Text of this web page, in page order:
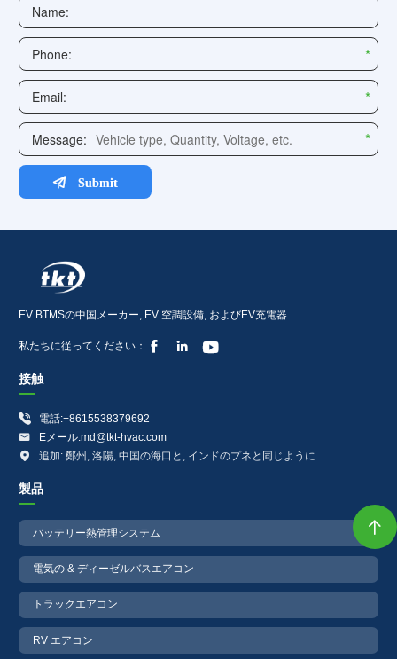

EV BTMSの中国メーカー, EV 空調設備, およびEV充電器.
私たちに従ってください：   
接触

電話:+8615538379692

Eメール:md@tkt-hvac.com

追加: 鄭州, 洛陽, 中国の海口と, インドのプネと同じように
製品
バッテリー熱管理システム
電気の & ディーゼルバスエアコン
トラックエアコン
RV エアコン